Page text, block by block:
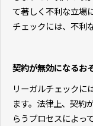
て著しく不利な立場
チェックには、不利
契約が無効になるお
リーガルチェックに
ます。法律上、契約
らうプロセスによっ